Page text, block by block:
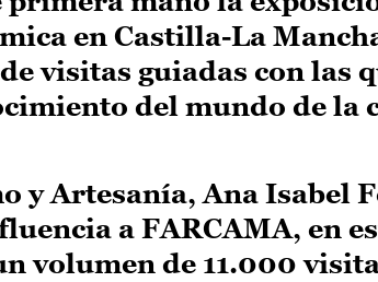
en Castilla-La
visitas guiadas con las
del mundo de la
y Artesanía, Ana Isabel
a FARCAMA, en
volumen de 11.000